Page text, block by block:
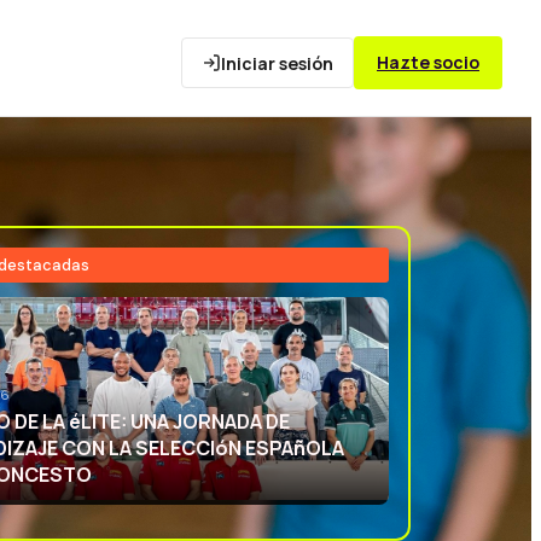
Iniciar sesión Hazte socio
DEPORTIVA: APRENDIENDO CON
ESPAñOLA DE BALONCESTO